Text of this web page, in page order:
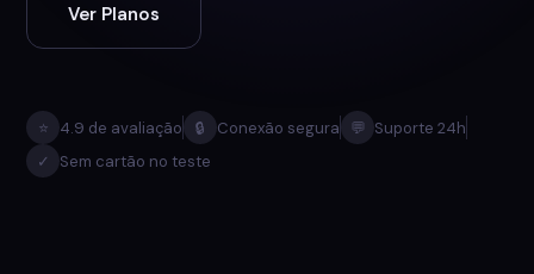
Ver Planos
⭐ 4.9 de avaliação 🔒 Conexão segura 💬 Suporte 24h
✓
Sem cartão no teste